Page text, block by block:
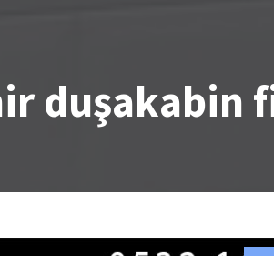
duşakabin